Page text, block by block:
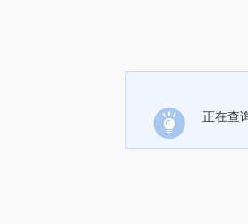
正在查